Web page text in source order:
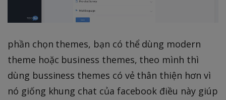
phần chọn themes, bạn có thể dùng modern
theme hoặc business themes, theo mình thì
dùng bussiness themes có vẻ thân thiện hơn vì
nó giống khung chat của facebook điều này giúp